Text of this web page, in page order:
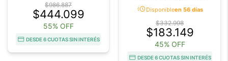
$986.887
$444.099
55% OFF
DESDE 6 CUOTAS SIN INTERÉS
acuteDisponibleen 56 días
$332.998
$183.149
45% OFF
DESDE 6 CUOTAS SIN INTERÉS